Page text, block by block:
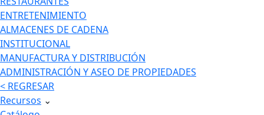
ENTRETENIMIENTO
ALMACENES DE CADENA
INSTITUCIONAL
MANUFACTURA Y DISTRIBUCIÓN
ADMINISTRACIÓN Y ASEO DE PROPIEDADES
< REGRESAR
Recursos ⌄